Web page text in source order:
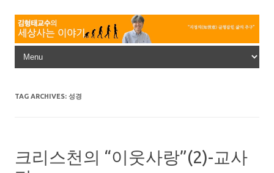
Skip to content
TAG ARCHIVES: 성경
크리스천의 “이웃사랑”(2)-교사